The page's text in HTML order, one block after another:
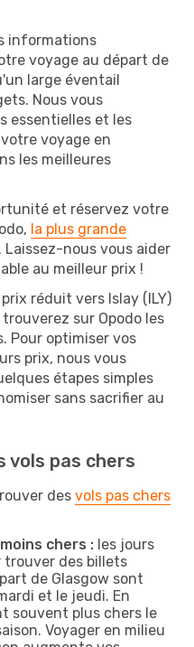
informations
voyage au départ de
large éventail
Nous vous
essentielles et les
voyage en
les meilleures
et réservez votre
la plus grande
. Laissez-nous vous aider
au meilleur prix !
réduit vers Islay (ILY)
sur Opodo les
Pour optimiser vos
prix, nous vous
étapes simples
sans sacrifier au
vols pas chers
des vols pas chers
chers : les jours
trouver des billets
de Glasgow sont
et le jeudi. En
souvent plus chers le
Voyager en milieu